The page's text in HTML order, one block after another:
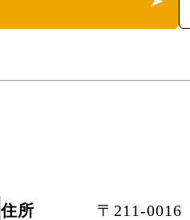
住所
〒211-0016